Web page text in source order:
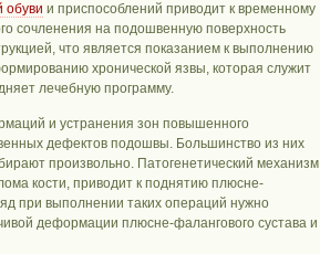
обуви и приспособлений приводит к временному
сочленения на подошвенную поверхность
что является показанием к выполнению
хронической язвы, которая служит
лечебную программу.
и устранения зон повышенного
дефектов подошвы. Большинство из них
произвольно. Патогенетический механизм
кости, приводит к поднятию плюсне-
при выполнении таких операций нужно
деформации плюсне-фалангового сустава и